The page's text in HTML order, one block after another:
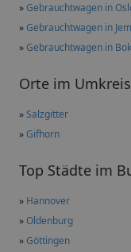
»Gebrauchtwagen in
»Gebrauchtwagen in
»Gebrauchtwagen in
Orte im Umkreis
»Salzgitter
»Gifhorn
Top Städte im
» Hannover
»Oldenburg
»Göttingen